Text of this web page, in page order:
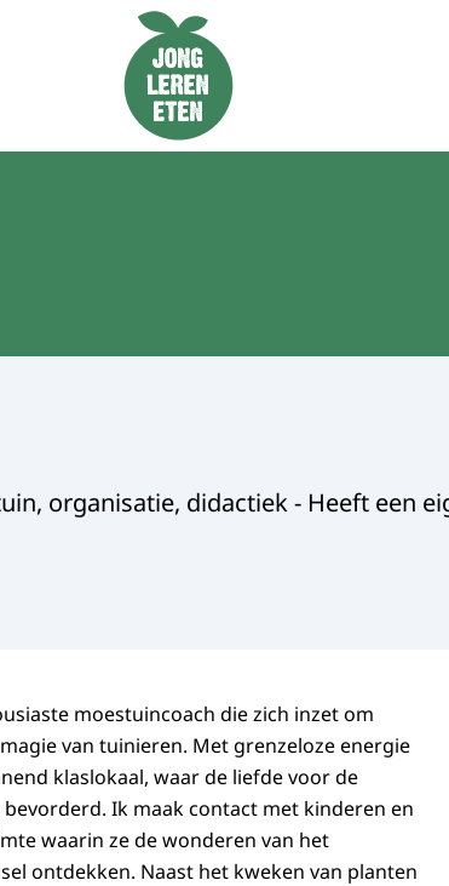
Naar de homepage van Jong Leren Eten
organisatie, didactiek - Heeft een
moestuincoach die zich inzet om
van tuinieren. Met grenzeloze energie
klaslokaal, waar de liefde voor de
Ik maak contact met kinderen en
waarin ze de wonderen van het
ontdekken. Naast het kweken van planten